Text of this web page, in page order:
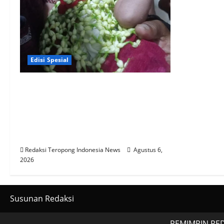
Edisi Spesial
Redaksi Teropong Indonesia News
Agustus 6,
2026
Susunan Redaksi